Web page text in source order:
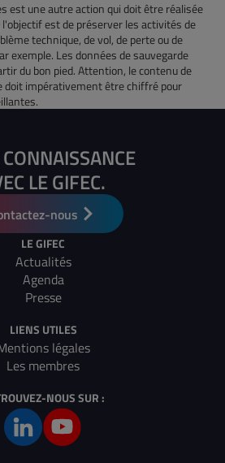
est une autre action qui doit être réalisée
est de préserver les activités de
technique, de vol, de perte ou de
exemple. Les données de sauvegarde
du bon pied. Attention, le contenu de
doit impérativement être chiffré pour
LE GIFEC.
nous
LE GIFEC
Actualités
Agenda
Presse
LIENS UTILES
légales
Les membres
NOUS SUR :